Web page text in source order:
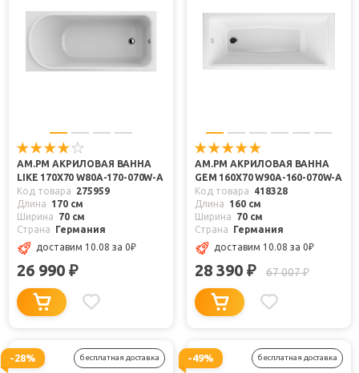
AM.PM АКРИЛОВАЯ ВАННА
LIKE 170Х70 W80A-170-070W-A
Код товара
275959
Длина
170 см
Ширина
70 см
Страна
Германия
доставим 10.08 за 0₽
26 990 ₽
AM.PM АКРИЛОВАЯ ВАННА
GEM 160X70 W90A-160-070W-A
Код товара
418328
Длина
160 см
Ширина
70 см
Страна
Германия
доставим 10.08 за 0₽
28 390 ₽ 67 007₽
-28% бесплатная доставка -49% бесплатная доставка